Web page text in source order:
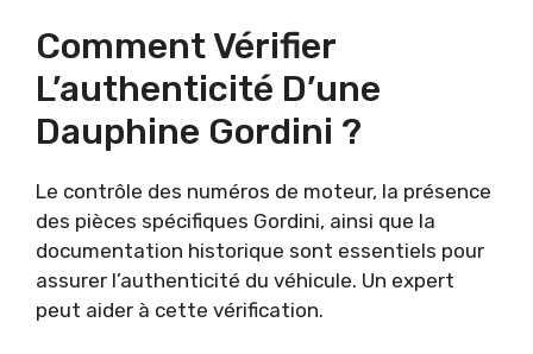
Comment Vérifier
L’authenticité D’une
Dauphine Gordini ?
Le contrôle des numéros de moteur, la présence
des pièces spécifiques Gordini, ainsi que la
documentation historique sont essentiels pour
assurer l’authenticité du véhicule. Un expert
peut aider à cette vérification.